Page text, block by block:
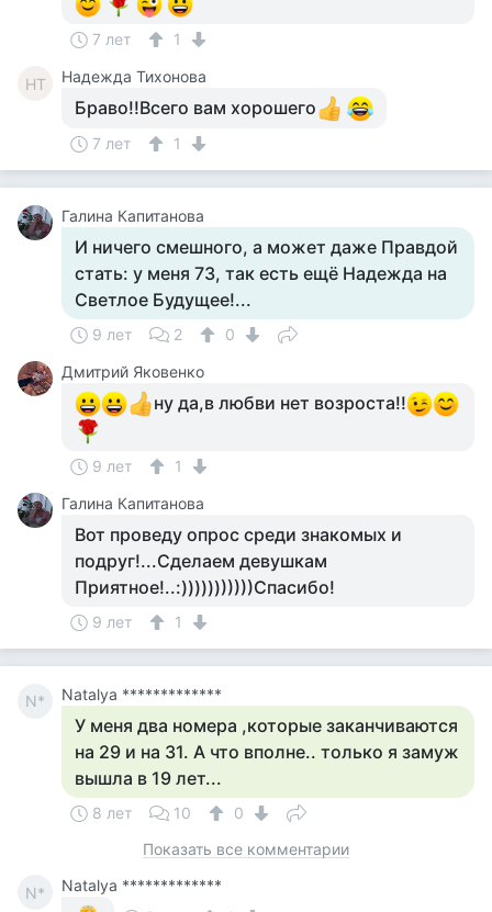
7 лет 1
НТ Надежда Тихонова
Браво!!Всего вам хорошего
7 лет 1
Галина Капитанова
И ничего смешного, а может даже Правдой
стать: у меня 73, так есть ещё Надежда на
Светлое Будущее!...
9 лет 2
0
Дмитрий Яковенко
ну да,в любви нет возроста!!
9 лет
1
Галина Капитанова
Вот проведу опрос среди знакомых и
подруг!...Сделаем девушкам
Приятное!..:)))))))))))Спасибо!
9 лет 1
N* Natalya *************
У меня два номера ,которые заканчиваются
на 29 и на 31. А что вполне.. только я замуж
вышла в 19 лет...
8 лет 10
0
Показать все комментарии
N*
Natalya *************